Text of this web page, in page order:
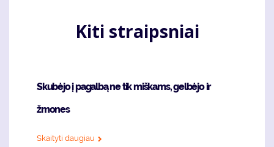
Kiti straipsniai
Skubėjo į pagalbą ne tik miškams, gelbėjo ir
žmones
Skaityti daugiau